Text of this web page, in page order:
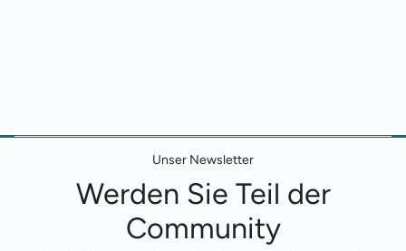
Unser Newsletter
Werden Sie Teil der
Community